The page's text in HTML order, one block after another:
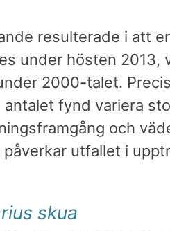
resulterade i att
under hösten 2013,
2000-talet.
fynd variera
och
utfallet i
skua